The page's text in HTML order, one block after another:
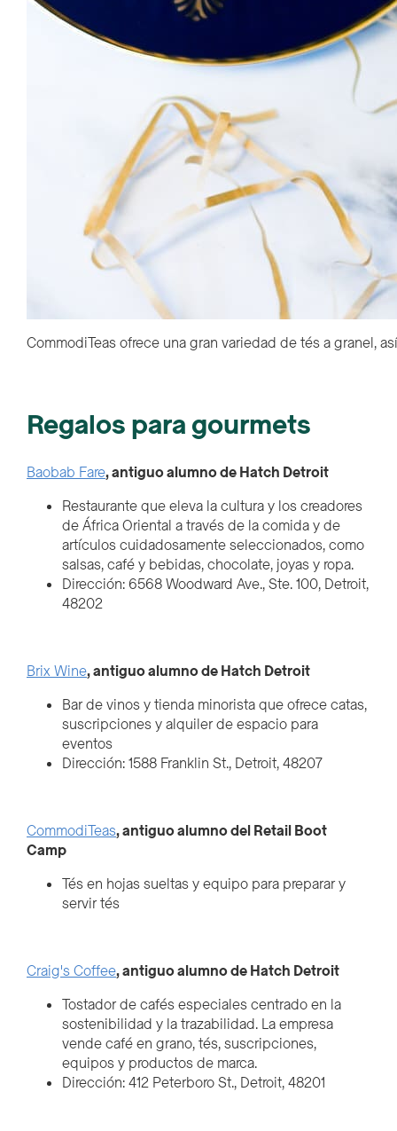
CommodiTeas ofrece una gran variedad de tés a granel,
Regalos para gourmets
Baobab Fare, antiguo alumno de Hatch Detroit
Restaurante que eleva la cultura y los creadores
de África Oriental a través de la comida y de
artículos cuidadosamente seleccionados, como
salsas, café y bebidas, chocolate, joyas y ropa.
Dirección: 6568 Woodward Ave., Ste. 100, Detroit,
48202
Brix Wine, antiguo alumno de Hatch Detroit
Bar de vinos y tienda minorista que ofrece catas,
suscripciones y alquiler de espacio para
eventos
Dirección: 1588 Franklin St., Detroit, 48207
CommodiTeas, antiguo alumno del Retail Boot
Camp
Tés en hojas sueltas y equipo para preparar y
servir tés
Craig's Coffee, antiguo alumno de Hatch Detroit
Tostador de cafés especiales centrado en la
sostenibilidad y la trazabilidad. La empresa
vende café en grano, tés, suscripciones,
equipos y productos de marca.
Dirección: 412 Peterboro St., Detroit, 48201